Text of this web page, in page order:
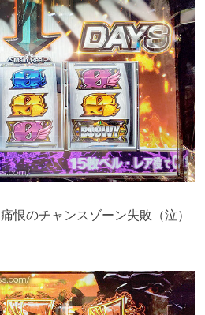
恨のチャンスゾーン失敗（泣）